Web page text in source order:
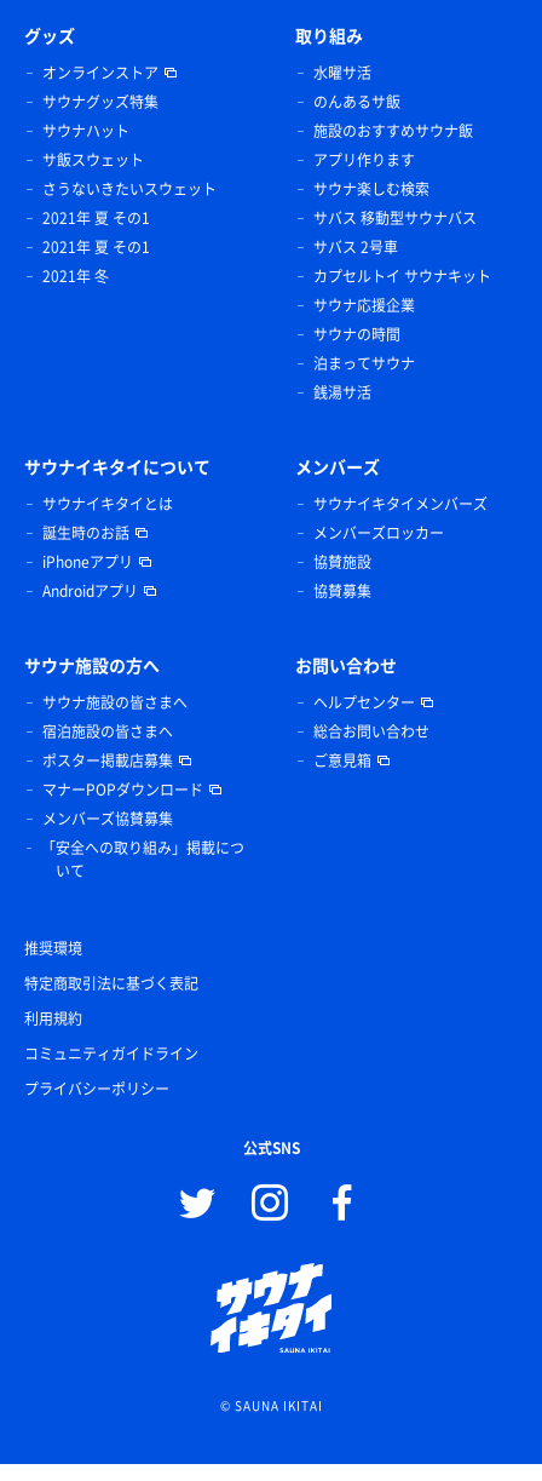
グッズ
オンラインストア
サウナグッズ特集
サウナハット
サ飯スウェット
さうないきたいスウェット
2021年 夏 その1
2021年 夏 その1
2021年 冬
取り組み
水曜サ活
のんあるサ飯
施設のおすすめサウナ飯
アプリ作ります
サウナ楽しむ検索
サバス 移動型サウナバス
サバス 2号車
カプセルトイ サウナキット
サウナ応援企業
サウナの時間
泊まってサウナ
銭湯サ活
サウナイキタイについて
サウナイキタイとは
誕生時のお話
iPhoneアプリ
Androidアプリ
メンバーズ
サウナイキタイメンバーズ
メンバーズロッカー
協賛施設
協賛募集
サウナ施設の方へ
サウナ施設の皆さまへ
宿泊施設の皆さまへ
ポスター掲載店募集
マナーPOPダウンロード
メンバーズ協賛募集
「安全への取り組み」掲載につ
いて
お問い合わせ
ヘルプセンター
総合お問い合わせ
ご意見箱
推奨環境
特定商取引法に基づく表記
利用規約
コミュニティガイドライン
プライバシーポリシー
公式SNS
© SAUNA IKITAI